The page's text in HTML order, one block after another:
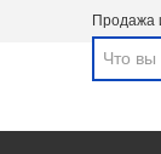
Продажа